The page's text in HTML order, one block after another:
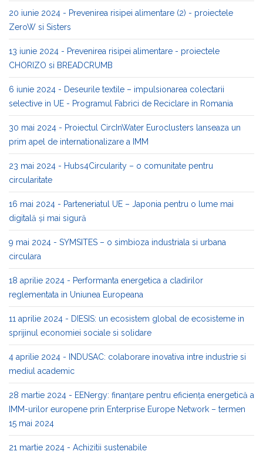
20 iunie 2024 - Prevenirea risipei alimentare (2) - proiectele
ZeroW si Sisters
13 iunie 2024 - Prevenirea risipei alimentare - proiectele
CHORIZO si BREADCRUMB
6 iunie 2024 - Deseurile textile – impulsionarea colectarii
selective in UE - Programul Fabrici de Reciclare in Romania
30 mai 2024 - Proiectul CircInWater Euroclusters lanseaza un
prim apel de internationalizare a IMM
23 mai 2024 - Hubs4Circularity – o comunitate pentru
circularitate
16 mai 2024 - Parteneriatul UE – Japonia pentru o lume mai
digitală și mai sigură
9 mai 2024 - SYMSITES – o simbioza industriala si urbana
circulara
18 aprilie 2024 - Performanta energetica a cladirilor
reglementata in Uniunea Europeana
11 aprilie 2024 - DIESIS: un ecosistem global de ecosisteme in
sprijinul economiei sociale si solidare
4 aprilie 2024 - INDUSAC: colaborare inovativa intre industrie si
mediul academic
28 martie 2024 - EENergy: finanțare pentru eficiența energetică a
IMM-urilor europene prin Enterprise Europe Network – termen
15 mai 2024
21 martie 2024 - Achizitii sustenabile